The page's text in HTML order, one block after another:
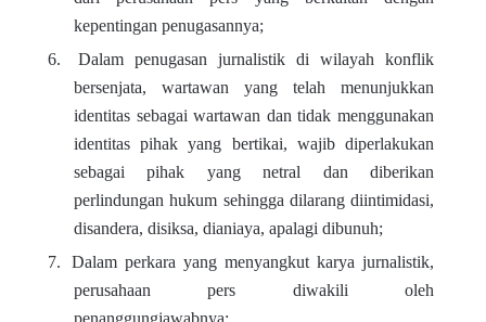
kepentingan penugasannya;
6.
Dalam penugasan jurnalistik di wilayah konflik
bersenjata, wartawan yang telah menunjukkan
identitas sebagai wartawan dan tidak menggunakan
identitas pihak yang bertikai, wajib diperlakukan
sebagai pihak yang netral dan diberikan
perlindungan hukum sehingga dilarang diintimidasi,
disandera, disiksa, dianiaya, apalagi dibunuh;
7.
Dalam perkara yang menyangkut karya jurnalistik,
perusahaan pers diwakili oleh
penanggungjawabnya;